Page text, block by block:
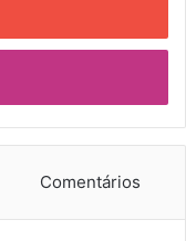
Comentários